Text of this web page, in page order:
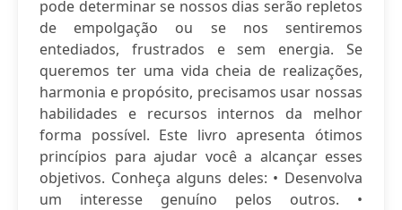
pode determinar se nossos dias serão repletos
de empolgação ou se nos sentiremos
entediados, frustrados e sem energia. Se
queremos ter uma vida cheia de realizações,
harmonia e propósito, precisamos usar nossas
habilidades e recursos internos da melhor
forma possível. Este livro apresenta ótimos
princípios para ajudar você a alcançar esses
objetivos. Conheça alguns deles: • Desenvolva
um interesse genuíno pelos outros. •